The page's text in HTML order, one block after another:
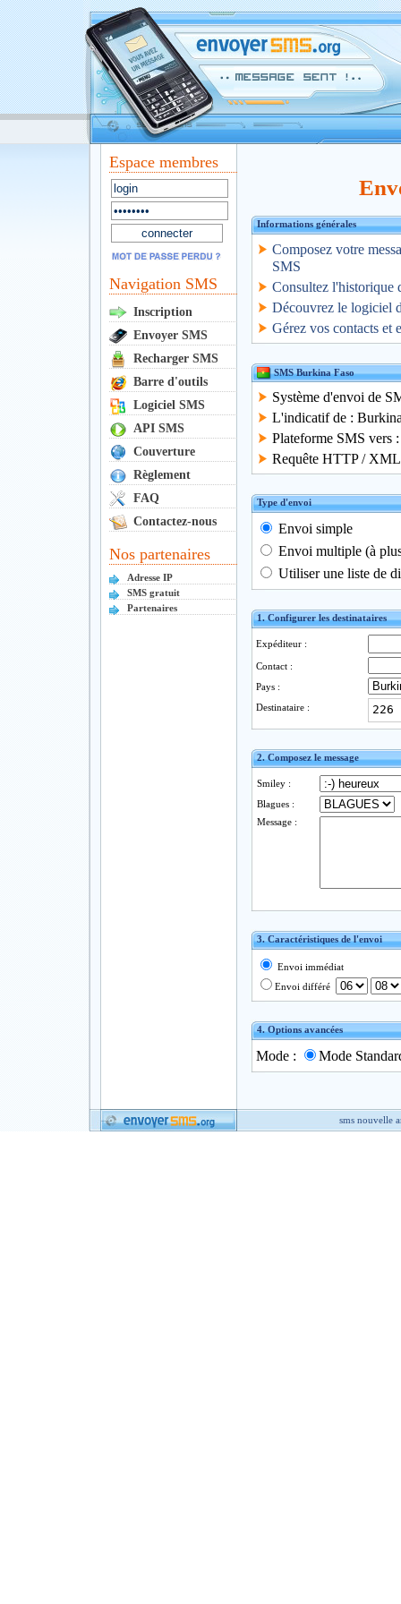
Espace membres
Navigation SMS
Inscription
Envoyer SMS
Recharger SMS
Barre d'outils
Logiciel SMS
API SMS
Couverture
Règlement
FAQ
Contactez-nous
Nos partenaires
Adresse IP
SMS gratuit
Partenaires
Informations générales
Composez votre
SMS
Consultez l'historique
Découvrez le logiciel
Gérez vos contacts et
SMS Burkina Faso
Système d'envoi de
L'indicatif de :
Plateforme SMS vers
Requête HTTP /
Type d'envoi
Envoi simple
Envoi multiple (à
Utiliser une liste de
1. Configurer les destinataires
Expéditeur :
Contact :
Pays :
Destinataire :
2. Composez le message
Smiley :
Blagues :
Message :
3. Caractéristiques de l'envoi
Envoi immédiat
Envoi différé
4. Options avancées
Mode : Mode
sms nouvelle